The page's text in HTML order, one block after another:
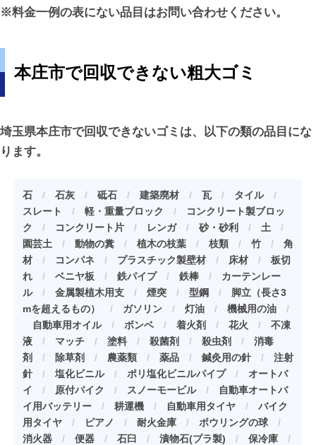
※料金一例の表にない品目はお問い合わせください。
本庄市で回収できない粗大ゴミ
埼玉県本庄市で回収できないゴミは、以下の類の品目にな
ります。
石 / 石灰 / 砥石 / 建築廃材 / 瓦/ タイル/
スレート
/ 軽・重量ブロック /
コンクリート製ブロッ
ク
/ コンクリート片 / レンガ/ 砂・砂利 / 土 /
園芸土 / 動物の糞 / 植木の枝葉 / 枝類 / 竹 / 角
材 / コンパネ / プラスチック製壁材 / 床材 / 板切
れ / ベニヤ板 / 鉄パイプ/ 鉄棒 / カーテンレー
ル/ 金属製植木用支 / 煙突 / 型鋼 / 脚立（長さ3
mを超えるもの）
/ ガソリン / 灯油 / 機械用の油 /
自動車用オイル/ ボンベ / 着火剤 / 花火 / 不凍
液 / マッチ / 塗料 / 殺菌剤 / 殺虫剤 / 消毒
剤
/ 除草剤 / 農薬類 / 薬品 / 鍼灸用の針 / 注射
針 / 塩化ビニル/ ポリ塩化ビニルパイプ/ オートバ
イ
/ 原付バイク / スノーモービル/
自動車オートバ
イ用バッテリー / 耕運機 / 自動車用タイヤ / バイク
用タイヤ / ピアノ / 耐火金庫 / ボウリングの球 /
消火器 / 便器 / 石臼 / 漬物石(プラ製) / 保冷庫 /